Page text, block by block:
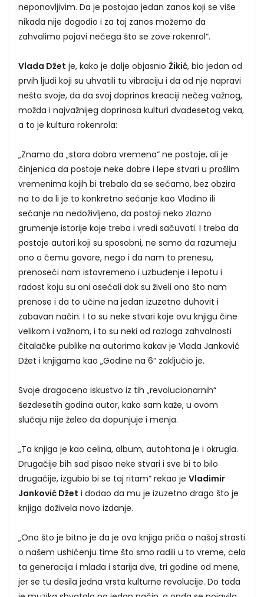
neponovljivim. Da je postojao jedan zanos koji se više
nikada nije dogodio i za taj zanos možemo da
zahvalimo pojavi nečega što se zove rokenrol“.
Vlada Džet je, kako je dalje objasnio Žikić, bio jedan od
prvih ljudi koji su uhvatili tu vibraciju i da od nje napravi
nešto svoje, da da svoj doprinos kreaciji nečeg važnog,
možda i najvažnijeg doprinosa kulturi dvadesetog veka,
a to je kultura rokenrola:
„Znamo da „stara dobra vremena“ ne postoje, ali je
činjenica da postoje neke dobre i lepe stvari u prošlim
vremenima kojih bi trebalo da se sećamo, bez obzira
na to da li je to konkretno sećanje kao Vladino ili
sećanje na nedoživljeno, da postoji neko zlazno
grumenje istorije koje treba i vredi sačuvati. I treba da
postoje autori koji su sposobni, ne samo da razumeju
ono o čemu govore, nego i da nam to prenesu,
prenoseći nam istovremeno i uzbuđenje i lepotu i
radost koju su oni osećali dok su živeli ono što nam
prenose i da to učine na jedan izuzetno duhovit i
zabavan način. I to su neke stvari koje ovu knjigu čine
velikom i važnom, i to su neki od razloga zahvalnosti
čitalačke publike na autorima kakav je Vlada Janković
Džet i knjigama kao „Godine na 6“ zaključio je.
Svoje dragoceno iskustvo iz tih „revolucionarnih“
šezdesetih godina autor, kako sam kaže, u ovom
slučaju nije želeo da dopunjuje i menja.
„Ta knjiga je kao celina, album, autohtona je i okrugla.
Drugačije bih sad pisao neke stvari i sve bi to bilo
drugačije, izgubio bi se taj ritam“ rekao je Vladimir
Janković Džet i dodao da mu je izuzetno drago što je
knjiga doživela novo izdanje.
„Ono što je bitno je da je ova knjiga priča o našoj strasti
o našem ushićenju time što smo radili u to vreme, cela
ta generacija i mlađa i starija dve, tri godine od mene,
jer se tu desila jedna vrsta kulturne revolucije. Do tada